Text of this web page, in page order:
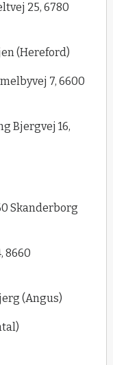
25, 6780
(Hereford)
7, 6600
Bjergvej 16,
Skanderborg
8660
(Angus)